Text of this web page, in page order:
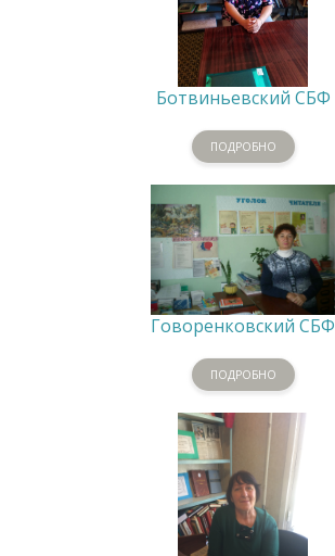
Ботвиньевский СБФ
ПОДРОБНО
Говоренковский СБФ
ПОДРОБНО